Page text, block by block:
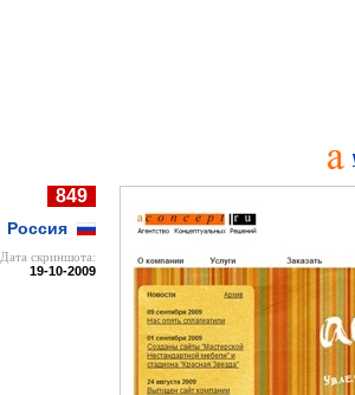
849
Россия
Дата cкриншота:
19-10-2009